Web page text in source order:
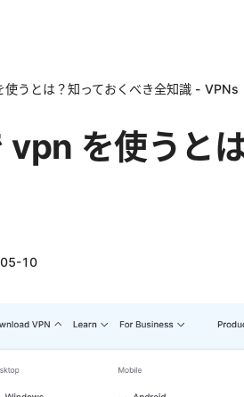
うとは？知っておくべき全知識 - VPNs
vpn を使うと
10